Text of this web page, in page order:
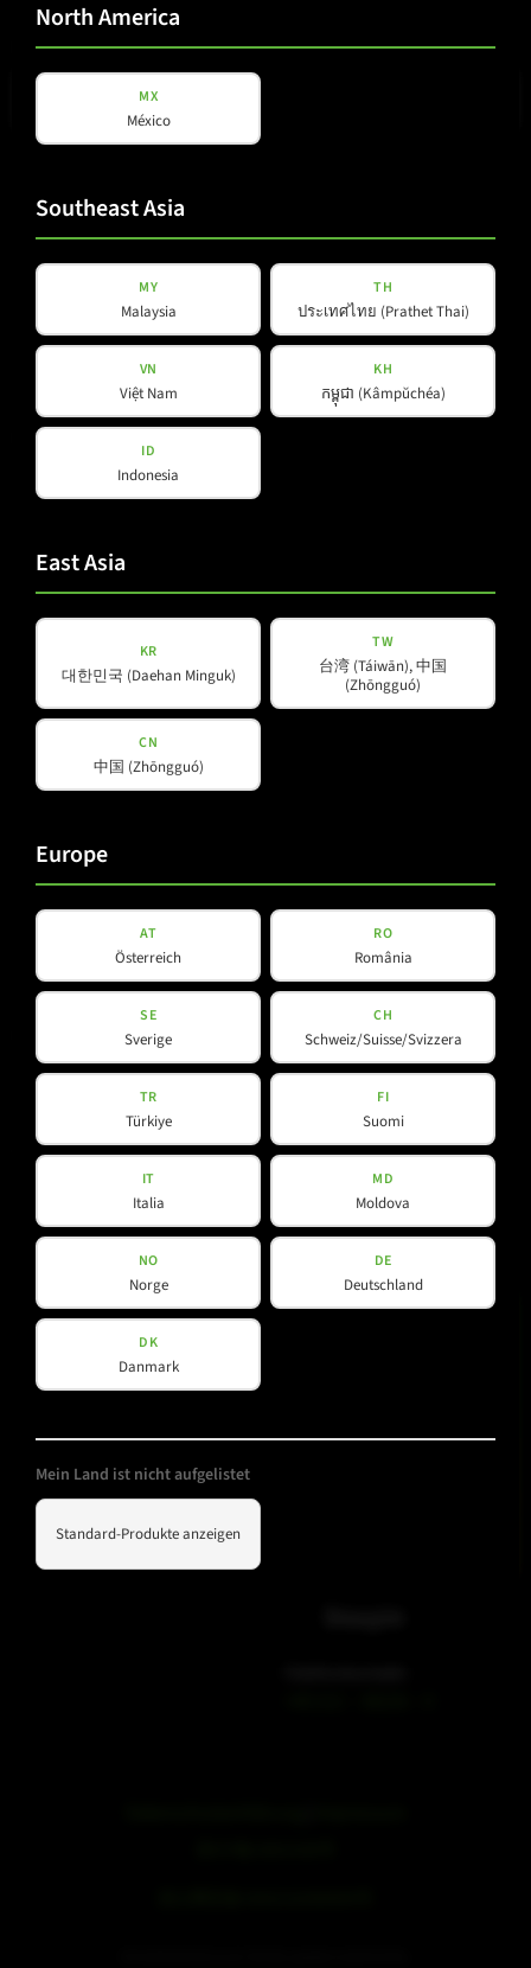
Load 3D Model
E-Mail(erforderlich)
(erforderlich)
Datenschutz gelesen und akzeptiert
Newsletter abonnieren
Produkte
COX-Line
IC-Line
K-Line
M-Array
Portable Column
SMX-Line
Software
Unsere Partner
Kontakt
Social Media
YouTube
Facebook
Instagram
LinkedIn
North America
MX
México
Southeast Asia
MY
Malaysia
TH
ประเทศไทย (Prathet Thai)
VN
Việt Nam
KH
កម្ពុជា (Kâmpŭchéa)
ID
Indonesia
East Asia
KR
대한민국 (Daehan Minguk)
TW
台湾 (Táiwān), 中国
(Zhōngguó)
CN
中国 (Zhōngguó)
Europe
AT
Österreich
RO
România
SE
Sverige
CH
Schweiz/Suisse/Svizzera
TR
Türkiye
FI
Suomi
IT
Italia
MD
Moldova
NO
Norge
DE
Deutschland
DK
Danmark
Mein Land ist nicht aufgelistet
Standard-Produkte anzeigen